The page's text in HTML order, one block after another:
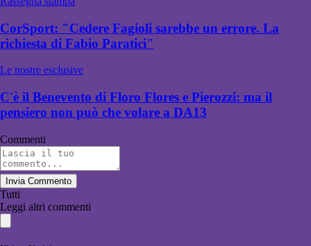
CorSport: "Cedere Fagioli sarebbe un errore. La
richiesta di Fabio Paratici"
Le nostre esclusive
C'è il Benevento di Floro Flores e Pierozzi: ma il
pensiero non può che volare a DA13
Commenti
Invia Commento
Tutti
Leggi altri commenti